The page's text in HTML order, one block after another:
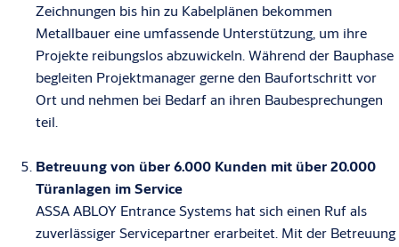
Zeichnungen bis hin zu Kabelplänen bekommen
Metallbauer eine umfassende Unterstützung, um ihre
Projekte reibungslos abzuwickeln. Während der Bauphase
begleiten Projektmanager gerne den Baufortschritt vor
Ort und nehmen bei Bedarf an ihren Baubesprechungen
teil.
Betreuung von über 6.000 Kunden mit über 20.000
Türanlagen im Service
ASSA ABLOY Entrance Systems hat sich einen Ruf als
zuverlässiger Servicepartner erarbeitet. Mit der Betreuung